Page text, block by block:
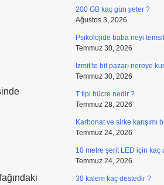
200 GB kaç gün yeter ?
Ağustos 3, 2026
Psikolojide baba neyi
Temmuz 30, 2026
İzmit’te bit pazarı nereye
Temmuz 30, 2026
T tipi hücre nedir ?
Temmuz 28, 2026
Karbonat ve sirke karışımı
Temmuz 24, 2026
10 metre şerit LED için kaç
Temmuz 24, 2026
30 kalem kaç destedir ?